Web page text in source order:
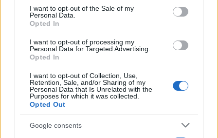
consent section.
I want to opt-out of the Sale of my
Personal Data.
Opted In
I want to opt-out of processing my
Personal Data for Targeted Advertising.
Opted In
I want to opt-out of Collection, Use,
Retention, Sale, and/or Sharing of my
Personal Data that Is Unrelated with the
Purposes for which it was collected.
Opted Out
Google consents
Continua a leggere